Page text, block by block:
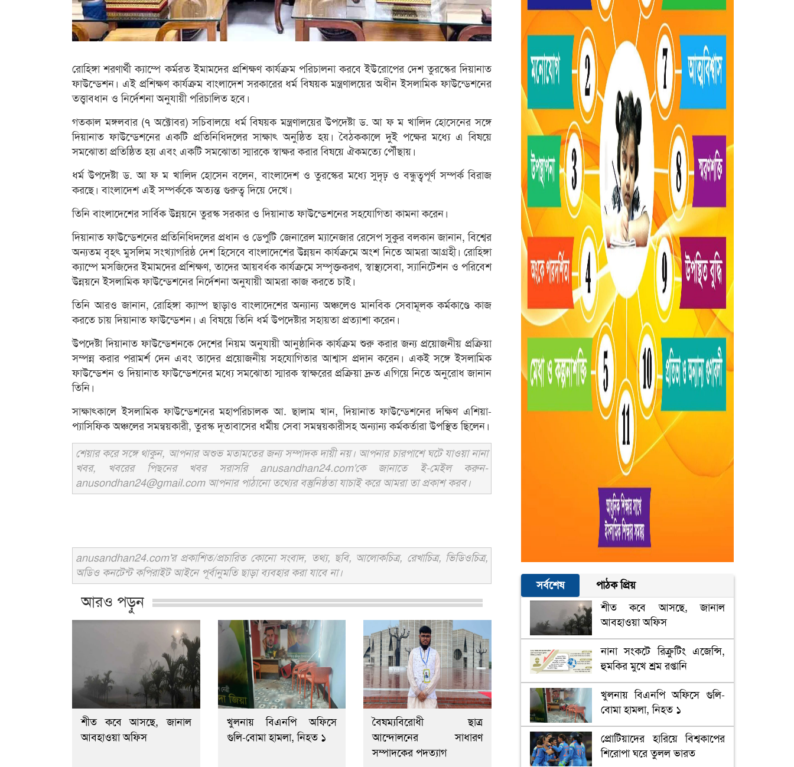
রোহিঙ্গা শরণার্থী ক্যাম্পে কর্মরত ইমামদের প্রশিক্ষণ কার্যক্রম পরিচালনা করবে ইউরোপের দেশ তুরস্কের দিয়ানাত
ফাউন্ডেশন। এই প্রশিক্ষণ কার্যক্রম বাংলাদেশ সরকারের ধর্ম বিষয়ক মন্ত্রণালয়ের অধীন ইসলামিক ফাউন্ডেশনের
তত্ত্বাবধান ও নির্দেশনা অনুযায়ী পরিচালিত হবে।
গতকাল মঙ্গলবার (৭ অক্টোবর) সচিবালয়ে ধর্ম বিষয়ক মন্ত্রণালয়ের উপদেষ্টা ড. আ ফ ম খালিদ হোসেনের সঙ্গে
দিয়ানাত ফাউন্ডেশনের একটি প্রতিনিধিদলের সাক্ষাৎ অনুষ্ঠিত হয়। বৈঠককালে দুই পক্ষের মধ্যে এ বিষয়ে
সমঝোতা প্রতিষ্ঠিত হয় এবং একটি সমঝোতা স্মারকে স্বাক্ষর করার বিষয়ে ঐকমত্যে পৌঁছায়।
ধর্ম উপদেষ্টা ড. আ ফ ম খালিদ হোসেন বলেন, বাংলাদেশ ও তুরস্কের মধ্যে সুদৃঢ় ও বন্ধুত্বপূর্ণ সম্পর্ক বিরাজ
করছে। বাংলাদেশ এই সম্পর্ককে অত্যন্ত গুরুত্ব দিয়ে দেখে।
তিনি বাংলাদেশের সার্বিক উন্নয়নে তুরস্ক সরকার ও দিয়ানাত ফাউন্ডেশনের সহযোগিতা কামনা করেন।
দিয়ানাত ফাউন্ডেশনের প্রতিনিধিদলের প্রধান ও ডেপুটি জেনারেল ম্যানেজার রেসেপ সুকুর বলকান জানান, বিশ্বের
অন্যতম বৃহৎ মুসলিম সংখ্যাগরিষ্ঠ দেশ হিসেবে বাংলাদেশের উন্নয়ন কার্যক্রমে অংশ নিতে আমরা আগ্রহী। রোহিঙ্গা
ক্যাম্পে মসজিদের ইমামদের প্রশিক্ষণ, তাদের আয়বর্ধক কার্যক্রমে সম্পৃক্তকরণ, স্বাস্থ্যসেবা, স্যানিটেশন ও পরিবেশ
উন্নয়নে ইসলামিক ফাউন্ডেশনের নির্দেশনা অনুযায়ী আমরা কাজ করতে চাই।
তিনি আরও জানান, রোহিঙ্গা ক্যাম্প ছাড়াও বাংলাদেশের অন্যান্য অঞ্চলেও মানবিক সেবামূলক কর্মকাণ্ডে কাজ
করতে চায় দিয়ানাত ফাউন্ডেশন। এ বিষয়ে তিনি ধর্ম উপদেষ্টার সহায়তা প্রত্যাশা করেন।
উপদেষ্টা দিয়ানাত ফাউন্ডেশনকে দেশের নিয়ম অনুযায়ী আনুষ্ঠানিক কার্যক্রম শুরু করার জন্য প্রয়োজনীয় প্রক্রিয়া
সম্পন্ন করার পরামর্শ দেন এবং তাদের প্রয়োজনীয় সহযোগিতার আশ্বাস প্রদান করেন। একই সঙ্গে ইসলামিক
ফাউন্ডেশন ও দিয়ানাত ফাউন্ডেশনের মধ্যে সমঝোতা স্মারক স্বাক্ষরের প্রক্রিয়া দ্রুত এগিয়ে নিতে অনুরোধ জানান
তিনি।
সাক্ষাৎকালে ইসলামিক ফাউন্ডেশনের মহাপরিচালক আ. ছালাম খান, দিয়ানাত ফাউন্ডেশনের দক্ষিণ এশিয়া-
প্যাসিফিক অঞ্চলের সমন্বয়কারী, তুরস্ক দূতাবাসের ধর্মীয় সেবা সমন্বয়কারীসহ অন্যান্য কর্মকর্তারা উপস্থিত ছিলেন।
শেয়ার করে সঙ্গে থাকুন, আপনার অশুভ মতামতের জন্য সম্পাদক দায়ী নয়। আপনার চারপাশে ঘটে যাওয়া নানা
খবর, খবরের পিছনের খবর সরাসরি anusandhan24.com'কে জানাতে ই-মেইল করুন-
anusondhan24@gmail.com আপনার পাঠানো তথ্যের বস্তুনিষ্ঠতা যাচাই করে আমরা তা প্রকাশ করব।
anusandhan24.com'র প্রকাশিত/প্রচারিত কোনো সংবাদ, তথ্য, ছবি, আলোকচিত্র, রেখাচিত্র, ভিডিওচিত্র,
অডিও কনটেন্ট কপিরাইট আইনে পূর্বানুমতি ছাড়া ব্যবহার করা যাবে না।
আরও পড়ুন
শীত কবে আসছে, জানাল
আবহাওয়া অফিস
খুলনায় বিএনপি অফিসে
গুলি-বোমা হামলা, নিহত ১
বৈষম্যবিরোধী ছাত্র
আন্দোলনের সাধারণ
সম্পাদকের পদত্যাগ
সর্বশেষ
পাঠক প্রিয়
শীত কবে আসছে, জানাল
আবহাওয়া অফিস
নানা সংকটে রিক্রুটিং এজেন্সি,
হুমকির মুখে শ্রম রপ্তানি
খুলনায় বিএনপি অফিসে গুলি-
বোমা হামলা, নিহত ১
প্রোটিয়াদের হারিয়ে বিশ্বকাপের
শিরোপা ঘরে তুলল ভারত